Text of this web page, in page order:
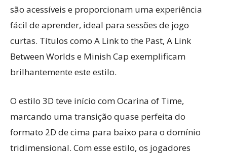
são acessíveis e proporcionam uma experiência
fácil de aprender, ideal para sessões de jogo
curtas. Títulos como A Link to the Past, A Link
Between Worlds e Minish Cap exemplificam
brilhantemente este estilo.
O estilo 3D teve início com Ocarina of Time,
marcando uma transição quase perfeita do
formato 2D de cima para baixo para o domínio
tridimensional. Com esse estilo, os jogadores